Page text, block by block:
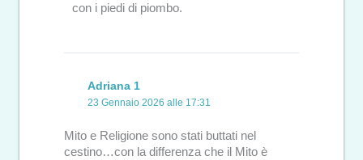
con i piedi di piombo.
Adriana 1
23 Gennaio 2026 alle 17:31
Mito e Religione sono stati buttati nel
cestino…con la differenza che il Mito è